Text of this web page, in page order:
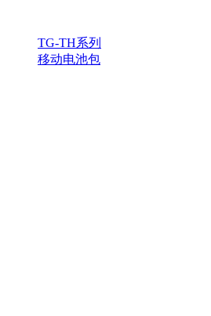
TG-TH系列
移动电池包